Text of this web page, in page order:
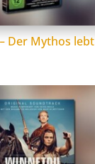
Der Mythos lebt